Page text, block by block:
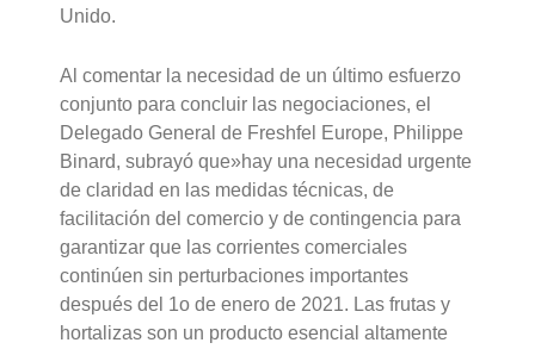
Unido.
Al comentar la necesidad de un último esfuerzo
conjunto para concluir las negociaciones, el
Delegado General de Freshfel Europe, Philippe
Binard, subrayó que»hay una necesidad urgente
de claridad en las medidas técnicas, de
facilitación del comercio y de contingencia para
garantizar que las corrientes comerciales
continúen sin perturbaciones importantes
después del 1o de enero de 2021. Las frutas y
hortalizas son un producto esencial altamente